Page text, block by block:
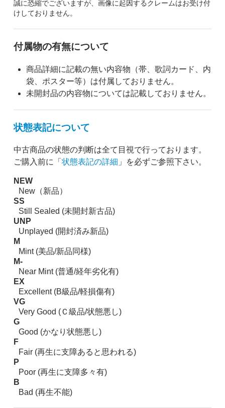
誠に恐縮でございますが、画像に起因するクレームはお受け付
けしておりません。
付属物の有無について
商品詳細に記載の無い内容物（帯、歌詞カード、内
袋、ポスター等）は付属しておりません。
未開封品の内容物については記載しておりません。
状態表記について
中古商品の状態の判断は全て目視で行っております。
ご購入前に「 状態表記の詳細 」を必ずご参照下さい。
NEW
New（新品）
SS
Still Sealed (未開封新古品)
UNP
Unplayed (開封済み新品)
M
Mint (美品/新品同様)
M-
Near Mint (普通/経年劣化有)
EX
Excellent (B級品/軽損傷有)
VG
Very Good (Ｃ級品/状態悪し)
G
Good (かなり状態悪し)
F
Fair (再生に支障あると思われる)
P
Poor (再生に支障多々有)
B
Bad (再生不能)